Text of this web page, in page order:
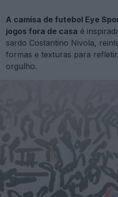
A camisa de futebol Eye
jogos fora de casa é
sardo Costantino Nivola,
formas e texturas para
orgulho.